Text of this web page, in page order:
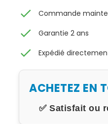
check Commande
check Garantie 2 ans
check Expédié
ACHETEZ EN
✅ Satisfait ou